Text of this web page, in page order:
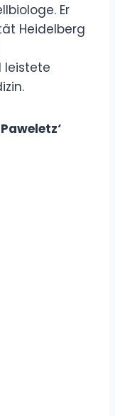
Er
Heidelberg
leistete